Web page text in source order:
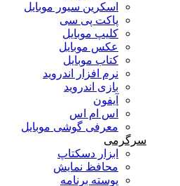
اسکرین سیور موبایل
پاکت پی سی
کلیپ موبایل
عکس موبایل
کتاب موبایل
نرم افزار اندروید
بازی اندروید
آیفون
اس ام اس
معرفی گوشی موبایل
سرگرمی
ابزار دسکتاپ
محافظ نمایش
پوسته برنامه